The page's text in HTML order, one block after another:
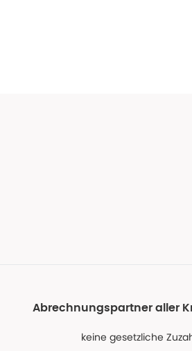
Abrechnungspartner aller
keine gesetzliche